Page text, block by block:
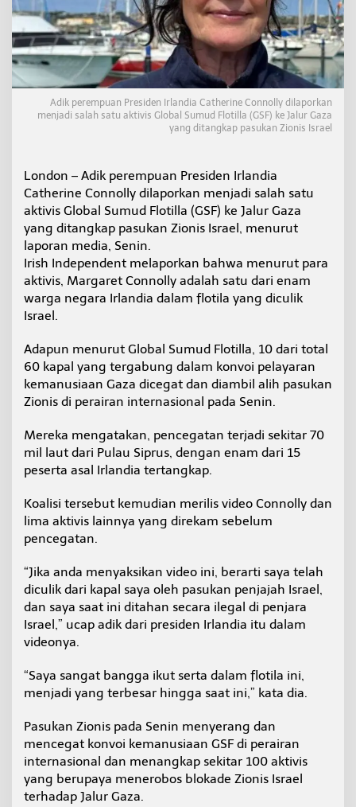
i
a
D
i
c
i
k
t
I
s
a
l
C
F
l
o
a
G
a
Adik perempuan Presiden Irlandia Catherine Connolly dilaporkan
menjadi salah satu aktivis Global Sumud Flotilla (GSF) ke Jalur Gaza
yang ditangkap pasukan Zionis Israel
London – Adik perempuan Presiden Irlandia
Catherine Connolly dilaporkan menjadi salah satu
aktivis Global Sumud Flotilla (GSF) ke Jalur Gaza
yang ditangkap pasukan Zionis Israel, menurut
laporan media, Senin.
Irish Independent melaporkan bahwa menurut para
aktivis, Margaret Connolly adalah satu dari enam
warga negara Irlandia dalam flotila yang diculik
Israel.
Adapun menurut Global Sumud Flotilla, 10 dari total
60 kapal yang tergabung dalam konvoi pelayaran
kemanusiaan Gaza dicegat dan diambil alih pasukan
Zionis di perairan internasional pada Senin.
Mereka mengatakan, pencegatan terjadi sekitar 70
mil laut dari Pulau Siprus, dengan enam dari 15
peserta asal Irlandia tertangkap.
Koalisi tersebut kemudian merilis video Connolly dan
lima aktivis lainnya yang direkam sebelum
pencegatan.
“Jika anda menyaksikan video ini, berarti saya telah
diculik dari kapal saya oleh pasukan penjajah Israel,
dan saya saat ini ditahan secara ilegal di penjara
Israel,” ucap adik dari presiden Irlandia itu dalam
videonya.
“Saya sangat bangga ikut serta dalam flotila ini,
menjadi yang terbesar hingga saat ini,” kata dia.
Pasukan Zionis pada Senin menyerang dan
mencegat konvoi kemanusiaan GSF di perairan
internasional dan menangkap sekitar 100 aktivis
yang berupaya menerobos blokade Zionis Israel
terhadap Jalur Gaza.